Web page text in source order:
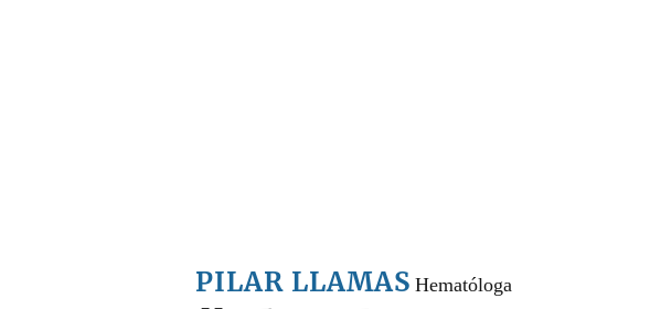
PILAR LLAMAS Hematóloga